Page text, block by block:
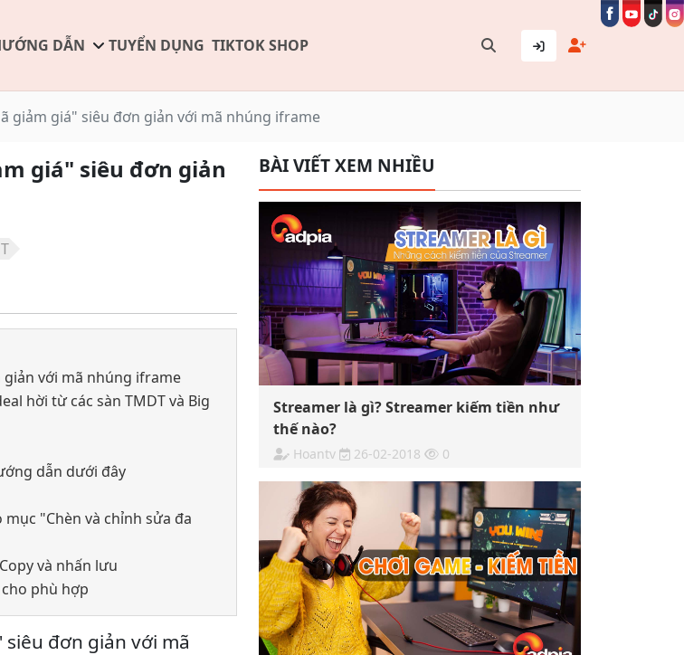
DẪN TUYỂN DỤNG TIKTOK SHOP
giảm giá" siêu đơn giản với mã nhúng iframe
giá" siêu đơn giản
với mã nhúng iframe
hời từ các sàn TMDT và Big
dẫn dưới đây
"Chèn và chỉnh sửa đa
và nhấn lưu
phù hợp
đơn giản với mã
BÀI VIẾT XEM NHIỀU
Streamer là gì? Streamer kiếm tiền như
thế nào?
Hoantv 26-02-2018 0